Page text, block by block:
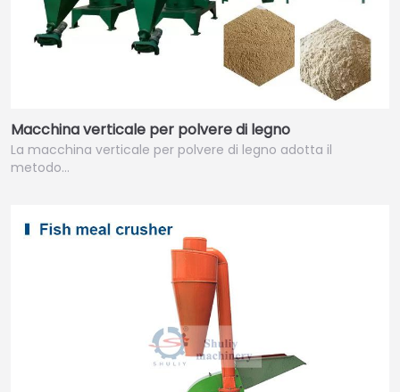
Macchina verticale per polvere di legno
La macchina verticale per polvere di legno adotta il
metodo…